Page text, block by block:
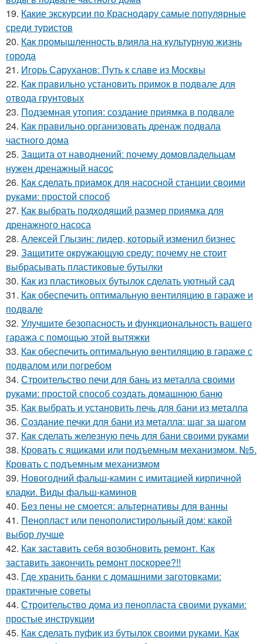
19. Какие экскурсии по Краснодару самые популярные
среди туристов
20. Как промышленность влияла на культурную жизнь
города
21. Игорь Саруханов: Путь к славе из Москвы
22. Как правильно установить примок в подвале для
отвода грунтовых
23. Подземная утопия: создание приямка в подвале
24. Как правильно организовать дренаж подвала
частного дома
25. Защита от наводнений: почему домовладельцам
нужен дренажный насос
26. Как сделать приамок для насосной станции своими
руками: простой способ
27. Как выбрать подходящий размер приямка для
дренажного насоса
28. Алексей Глызин: лидер, который изменил бизнес
29. Защитите окружающую среду: почему не стоит
выбрасывать пластиковые бутылки
30. Как из пластиковых бутылок сделать уютный сад
31. Как обеспечить оптимальную вентиляцию в гараже и
подвале
32. Улучшите безопасность и функциональность вашего
гаража с помощью этой вытяжки
33. Как обеспечить оптимальную вентиляцию в гараже с
подвалом или погребом
34. Строительство печи для бань из металла своими
руками: простой способ создать домашнюю баню
35. Как выбрать и установить печь для бани из металла
36. Создание печки для бани из металла: шаг за шагом
37. Как сделать железную печь для бани своими руками
38. Кровать с ящиками или подъемным механизмом. №5.
Кровать с подъемным механизмом
39. Новогодний фальш-камин с имитацией кирпичной
кладки. Виды фальш-каминов
40. Без пены не смоется: альтернативы для ванны
41. Пенопласт или пенополистирольный дом: какой
выбор лучше
42. Как заставить себя возобновить ремонт. Как
заставить закончить ремонт поскорее?!!
43. Где хранить банки с домашними заготовками:
практичные советы
44. Строительство дома из пенопласта своими руками:
простые инструкции
45. Как сделать пуфик из бутылок своими руками. Как